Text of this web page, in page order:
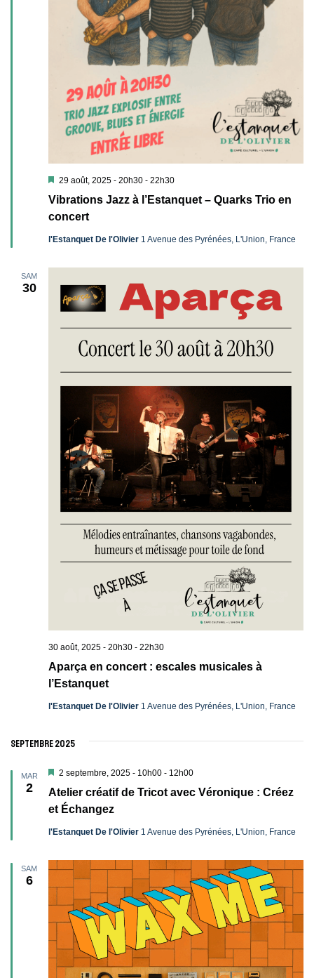
Vibrations Jazz à l’Estanquet – Quarks Trio en
concert
Mis
avant
29 août, 2025 - 20h30- 22h30
l'Estanquet De l'Olivier 1 Avenue des Pyrénées, L'Union, France
SAM
30
Aparça en concert : escales musicales à
l’Estanquet
30 août, 2025 - 20h30- 22h30
l'Estanquet De l'Olivier 1 Avenue des Pyrénées, L'Union, France
septembre 2025
MAR
2
Atelier créatif de Tricot avec Véronique : Créez
et Échangez
Mis
avant
2 septembre, 2025 - 10h00- 12h00
l'Estanquet De l'Olivier 1 Avenue des Pyrénées, L'Union, France
SAM
6